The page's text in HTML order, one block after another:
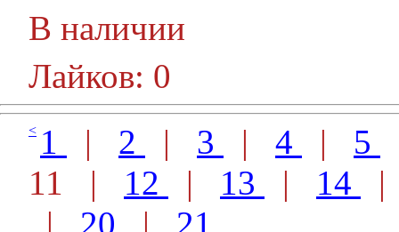
В наличии
Лайков: 0
< 1 | 2 | 3 | 4 | 5
11 | 12 | 13 | 14
| 20 | 21